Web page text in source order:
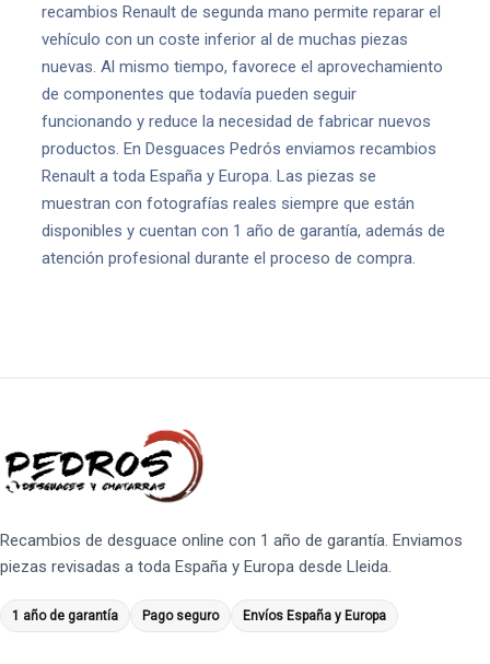
recambios Renault de segunda mano permite reparar el
vehículo con un coste inferior al de muchas piezas
nuevas. Al mismo tiempo, favorece el aprovechamiento
de componentes que todavía pueden seguir
funcionando y reduce la necesidad de fabricar nuevos
productos. En Desguaces Pedrós enviamos recambios
Renault a toda España y Europa. Las piezas se
muestran con fotografías reales siempre que están
disponibles y cuentan con 1 año de garantía, además de
atención profesional durante el proceso de compra.
Recambios de desguace online con 1 año de garantía. Enviamos
piezas revisadas a toda España y Europa desde Lleida.
1 año de garantía Pago seguro Envíos España y Europa